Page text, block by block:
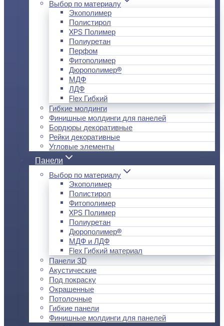
Выбор по материалу
Экополимер
Полистирол
XPS Полимер
Полиуретан
Перфом
Фитополимер
Дюрополимер®
МДФ
ЛДФ
Flex Гибкий
Гибкие молдинги
Финишные молдинги для панелей
Бордюры декоративные
Рейки декоративные
Угловые элементы
Панели
Выбор по материалу
Экополимер
Полистирол
Фитополимер
XPS Полимер
Полиуретан
Дюрополимер®
МДФ и ЛДФ
Flex Гибкий материал
Панели 3D
Акустические
Под покраску
Окрашенные
Потолочные
Гибкие панели
Финишные молдинги для панелей